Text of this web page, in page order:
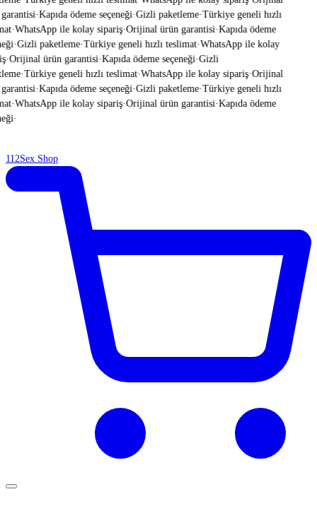
·Kapıda ödeme seçeneği·Gizli paketleme·Türkiye geneli hızlı
·WhatsApp ile kolay sipariş·Orijinal ürün garantisi·Kapıda ödeme
·Gizli paketleme·Türkiye geneli hızlı teslimat·WhatsApp ile kolay
·Orijinal ürün garantisi·Kapıda ödeme seçeneği·Gizli
·Türkiye geneli hızlı teslimat·WhatsApp ile kolay sipariş·Orijinal
·Kapıda ödeme seçeneği·Gizli paketleme·Türkiye geneli hızlı
·WhatsApp ile kolay sipariş·Orijinal ürün garantisi·Kapıda ödeme
·
112Sex Shop